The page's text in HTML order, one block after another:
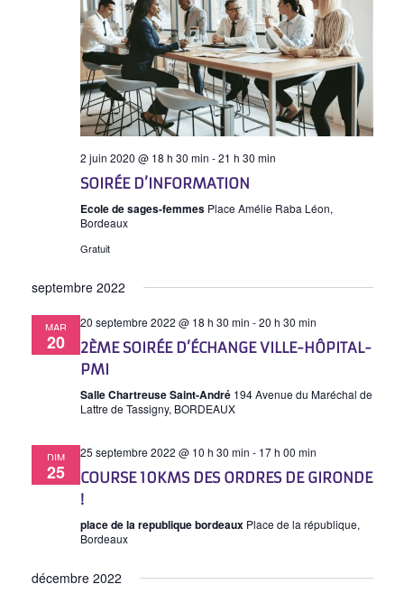
2 juin 2020 @ 18 h 30 min -21 h 30 min
SOIRÉE D’INFORMATION
Ecole de sages-femmes Place Amélie Raba Léon,
Bordeaux
Gratuit
septembre 2022
MAR
20
20 septembre 2022 @ 18 h 30 min -20 h 30 min
2ÈME SOIRÉE D’ÉCHANGE VILLE-HÔPITAL-
PMI
Salle Chartreuse Saint-André 194 Avenue du Maréchal de
Lattre de Tassigny, BORDEAUX
DIM
25
25 septembre 2022 @ 10 h 30 min - 17 h 00 min
COURSE 10KMS DES ORDRES DE GIRONDE
!
place de la republique bordeaux Place de la république,
Bordeaux
décembre 2022